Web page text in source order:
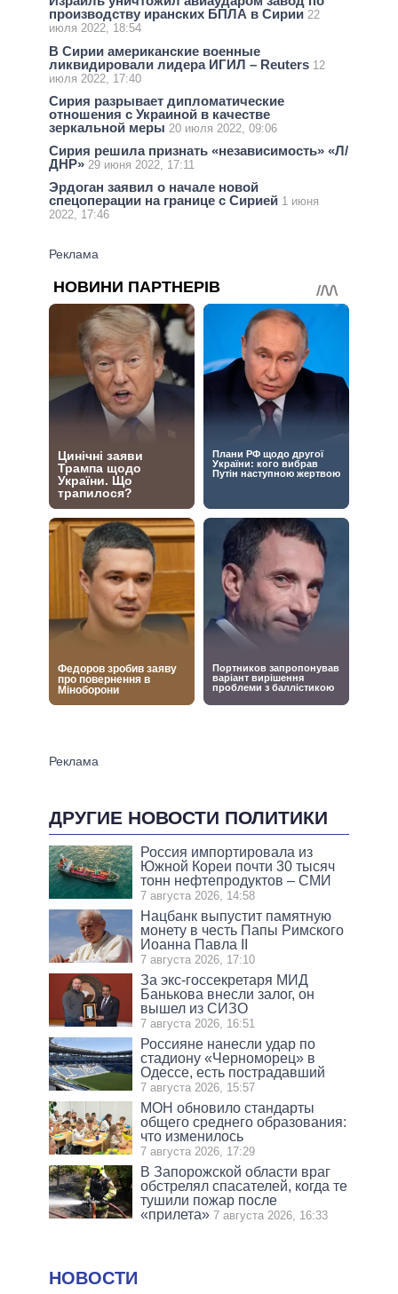
производству иранских БПЛА в Сирии 22
июля 2022, 18:54
В Сирии американские военные
ликвидировали лидера ИГИЛ – Reuters 12
июля 2022, 17:40
Сирия разрывает дипломатические
отношения с Украиной в качестве
зеркальной меры 20 июля 2022, 09:06
Сирия решила признать «независимость» «Л/
ДНР» 29 июня 2022, 17:11
Эрдоган заявил о начале новой
спецоперации на границе с Сирией 1 июня
2022, 17:46
ДРУГИЕ НОВОСТИ ПОЛИТИКИ
Россия импортировала из
Южной Кореи почти 30 тысяч
тонн нефтепродуктов – СМИ
7 августа 2026, 14:58
Нацбанк выпустит памятную
монету в честь Папы Римского
Иоанна Павла II
7 августа 2026, 17:10
За экс-госсекретаря МИД
Банькова внесли залог, он
вышел из СИЗО
7 августа 2026, 16:51
Россияне нанесли удар по
стадиону «Черноморец» в
Одессе, есть пострадавший
7 августа 2026, 15:57
МОН обновило стандарты
общего среднего образования:
что изменилось
7 августа 2026, 17:29
В Запорожской области враг
обстрелял спасателей, когда те
тушили пожар после
«прилета» 7 августа 2026, 16:33
НОВОСТИ